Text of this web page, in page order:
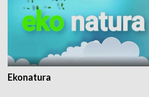
Ekonatura